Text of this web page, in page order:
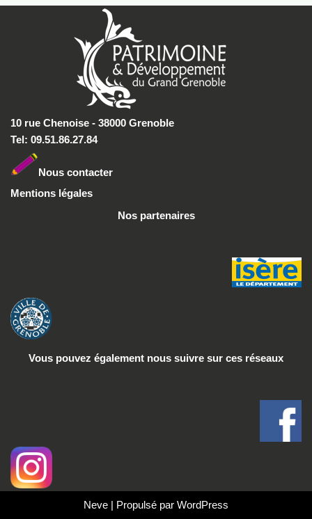
10 rue Chenoise - 38000 Grenoble
Tel: 09.51.86.27.84
Nous contacter
Mentions légales
Nos partenaires
Vous pouvez également nous suivre sur ces réseaux
Neve | Propulsé par WordPress